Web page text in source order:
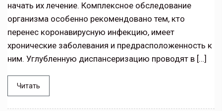
начать их лечение. Комплексное обследование
организма особенно рекомендовано тем, кто
перенес коронавирусную инфекцию, имеет
хронические заболевания и предрасположенность к
ним. Углубленную диспансеризацию проводят в […]
Читать